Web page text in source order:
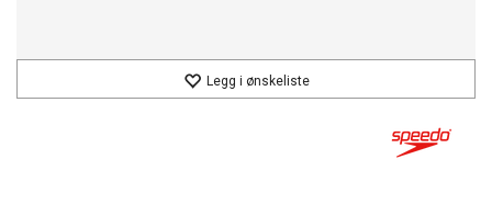
Legg i ønskeliste